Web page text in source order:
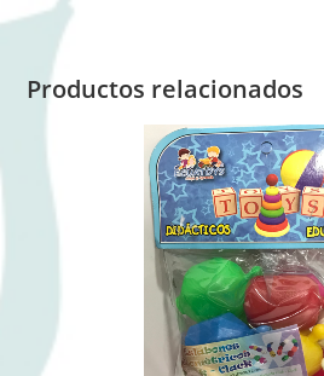
Productos relacionados